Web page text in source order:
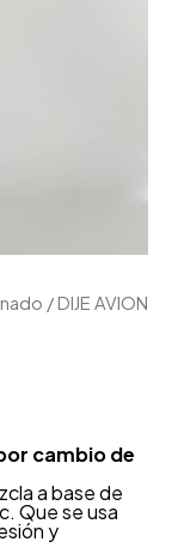
/ DIJE AVION
cambio de
a base de
Que se usa
y